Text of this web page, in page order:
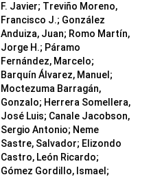
F. Javier; Treviño Moreno,
Francisco J.; González
Anduiza, Juan; Romo Martín,
Jorge H.; Páramo
Fernández, Marcelo;
Barquín Álvarez, Manuel;
Moctezuma Barragán,
Gonzalo; Herrera Somellera,
José Luis; Canale Jacobson,
Sergio Antonio; Neme
Sastre, Salvador; Elizondo
Castro, León Ricardo;
Gómez Gordillo, Ismael;